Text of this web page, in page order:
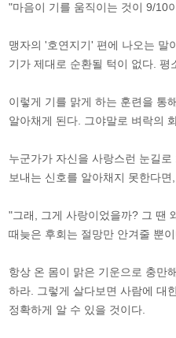
"마음이 기를 움직이는 것이 9/10
맹자의 '호연지기' 편에 나오는 말
기가 제대로 순환될 턱이 없다. 평
이렇게 기를 맑게 하는 훈련을 통
알아채게 된다. 그야말로 벼락의
누군가가 자신을 사랑스런 눈길
보내는 신호를 알아채지 못한다
"그래, 그게 사랑이었을까? 그 땐
때늦은 후회는 절망만 안겨줄 뿐이
항상 온 몸이 맑은 기운으로 충만
하라. 그렇게 살다보면 사람에 대
정확하게 알 수 있을 것이다.